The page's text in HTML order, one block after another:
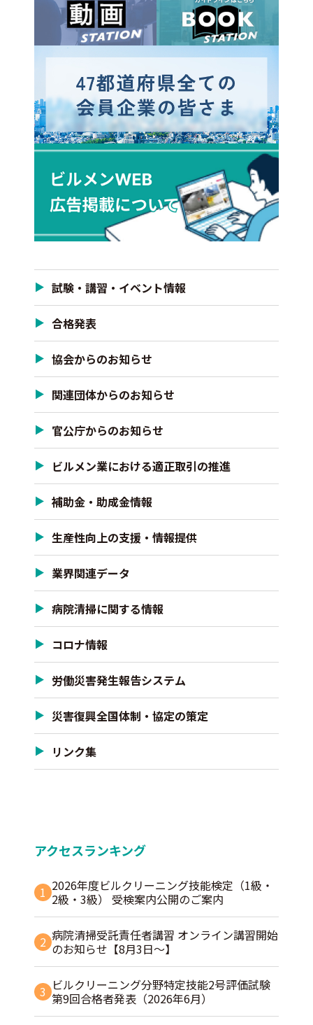
試験・講習・イベント情報
合格発表
協会からのお知らせ
関連団体からのお知らせ
官公庁からのお知らせ
ビルメン業における適正取引の推進
補助金・助成金情報
生産性向上の支援・情報提供
業界関連データ
病院清掃に関する情報
コロナ情報
労働災害発生報告システム
災害復興全国体制・協定の策定
リンク集
アクセスランキング
1 2026年度ビルクリーニング技能検定（1級・
2級・3級） 受検案内公開のご案内
2 病院清掃受託責任者講習 オンライン講習開始
のお知らせ【8月3日～】
3 ビルクリーニング分野特定技能2号評価試験
第9回合格者発表（2026年6月）